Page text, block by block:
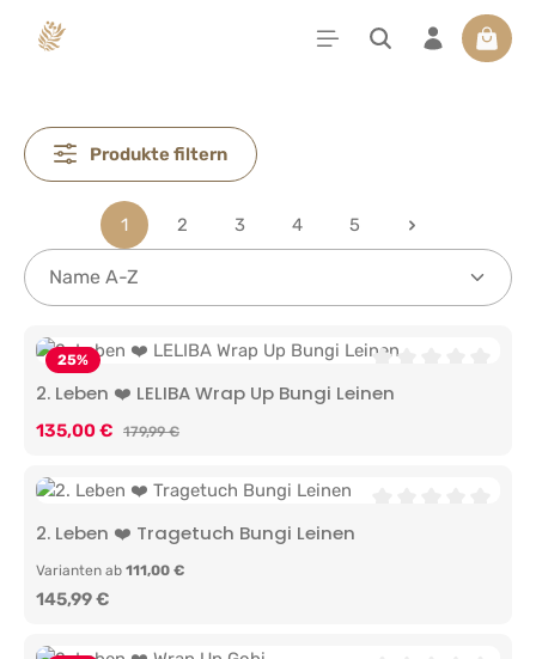
springen
Produkte filtern
Seite
1
Seite
2
Seite
3
Seite
4
Seite
5
25%
Durchschnittliche
2. Leben ❤️ LELIBA Wrap Up Bungi Leinen
Verkaufspreis:
135,00 € Regulärer Preis:
179,99 €
2. Leben ❤️ Tragetuch Bungi Leinen
Varianten ab 111,00 €
Regulärer Preis:
145,99 €